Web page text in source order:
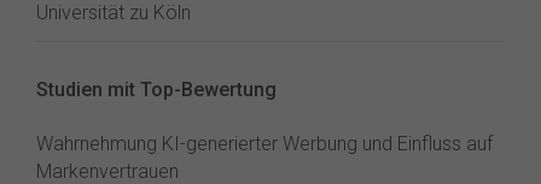
Universität zu Köln
Studien mit Top-Bewertung
Wahrnehmung KI-generierter Werbung und Einfluss auf
Markenvertrauen